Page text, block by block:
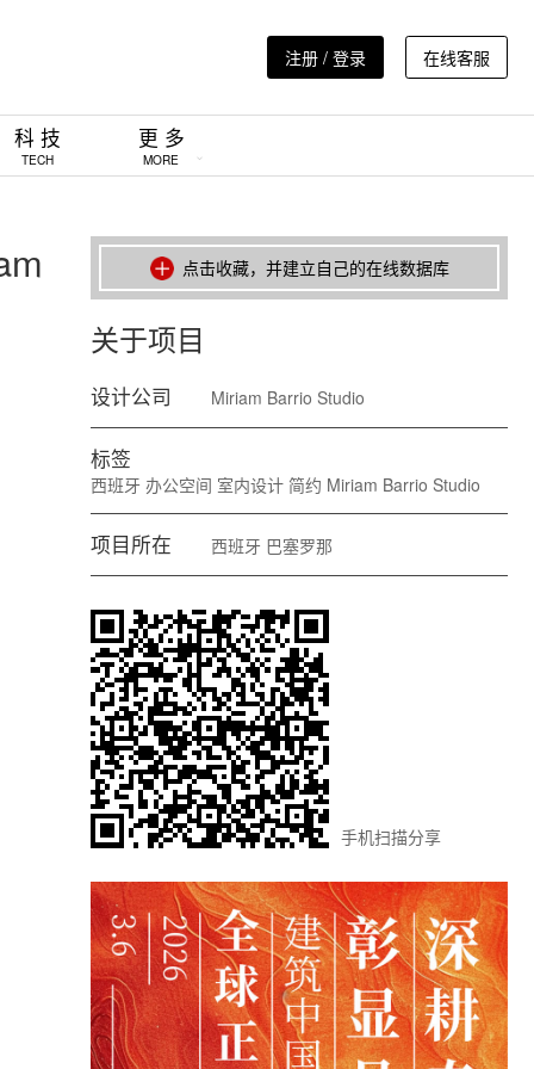
注册 / 登录 在线客服
科 技
TECH
更 多
MORE
点击收藏，并建立自己的在线数据库
关于项目
设计公司 Miriam Barrio Studio
标签
西班牙 办公空间 室内设计 简约 Miriam Barrio Studio
项目所在 西班牙 巴塞罗那
手机扫描分享